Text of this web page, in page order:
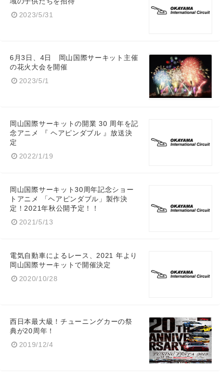
2023/5/31
6月3日、4日 岡山国際サーキット主催
の花火大会を開催
2023/5/1
岡山国際サーキットの開業 30 周年を記
念アニメ 『 ヘアピンダブル 』放送決
定
2022/1/19
岡山国際サーキット30周年記念ショー
トアニメ 「ヘアピンダブル」製作決
定！2021年秋公開予定！！
2021/5/13
電気自動車によるレース、2021 年より
岡山国際サーキットで開催決定
2020/10/28
西日本最大級！チューニングカーの祭
典が20周年！
2019/12/4
Japanese